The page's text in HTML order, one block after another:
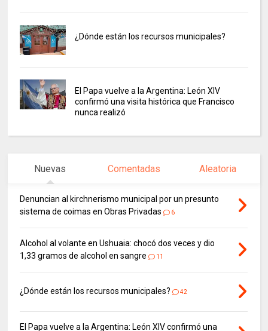
¿Dónde están los recursos municipales?
El Papa vuelve a la Argentina: León XIV
confirmó una visita histórica que Francisco
nunca realizó
Nuevas Comentadas Aleatoria
Denuncian al kirchnerismo municipal por un presunto
sistema de coimas en Obras Privadas
6
Alcohol al volante en Ushuaia: chocó dos veces y dio
1,33 gramos de alcohol en sangre
11
¿Dónde están los recursos municipales? 42
El Papa vuelve a la Argentina: León XIV confirmó una